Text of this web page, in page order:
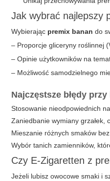
Jak wybrać najlepszy
Wybierając premix banan do
– Proporcje gliceryny roślinnej
– Opinie użytkowników na
– Możliwość samodzielnego
Najczęstsze błędy
Stosowanie nieodpowiednich
Zaniedbanie wymiany grzałek,
Mieszanie różnych smaków
Wybór tanich zamienników,
Czy E-Zigaretten z
Jeżeli lubisz owocowe smaki i